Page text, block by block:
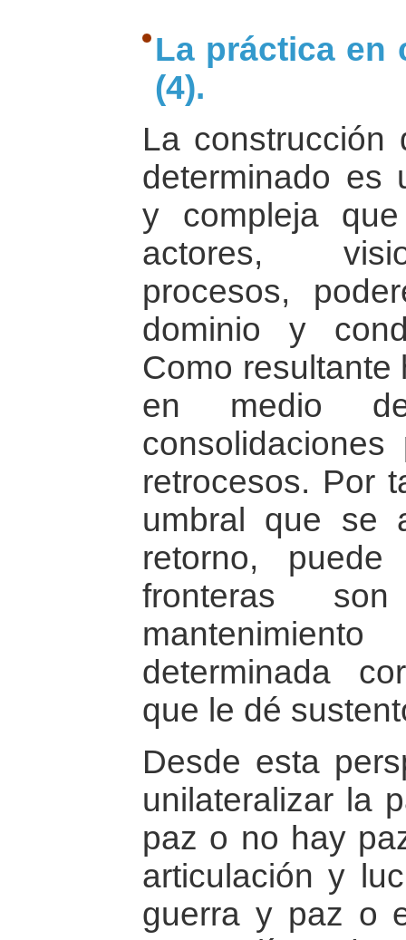
La práctica en
(4).
La
determinado es
y compleja
actores,
procesos,
dominio y
Como resultante
en medio
retrocesos. Por
umbral que se
retorno,
fronteras
determinada
que le dé
Desde esta
unilateralizar la
paz o no hay
articulación y
guerra y paz o